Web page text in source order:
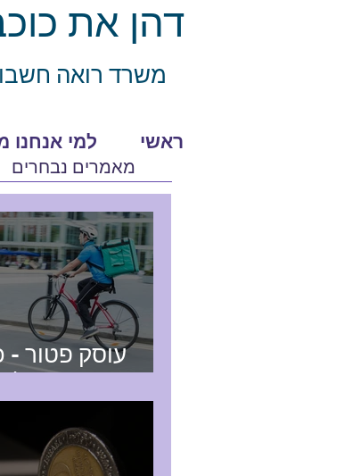
דהן את
משרד רואה חשב
מאמרים נבחרים
עוסק פטור -
ראשי למי אנחנו